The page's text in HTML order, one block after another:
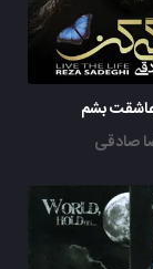
عاشقت بشم
صادقی